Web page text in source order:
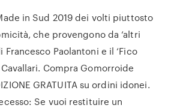
in Sud 2019 dei volti piuttosto
che provengono da ‘altri
Francesco Paolantoni e il ‘Fico
Cavallari. Compra Gomorroide
GRATUITA su ordini idonei.
Se vuoi restituire un